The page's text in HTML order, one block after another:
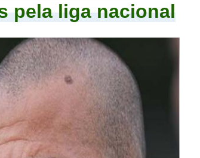
pela liga nacional